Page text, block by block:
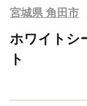
宮城県 角田市
ホワイトシ
ト